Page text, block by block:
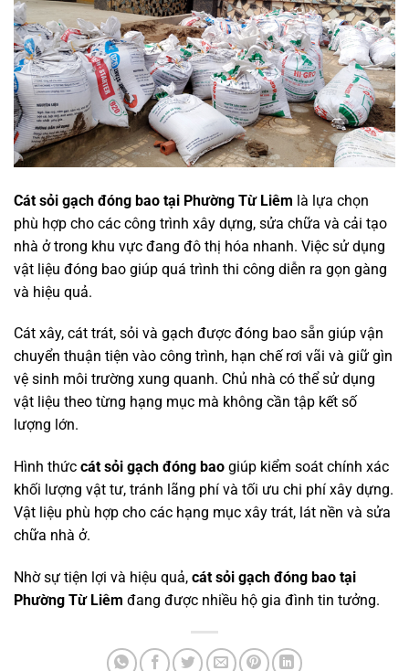
Cát sỏi gạch đóng bao tại Phường Từ Liêm là lựa chọn
phù hợp cho các công trình xây dựng, sửa chữa và cải tạo
nhà ở trong khu vực đang đô thị hóa nhanh. Việc sử dụng
vật liệu đóng bao giúp quá trình thi công diễn ra gọn gàng
và hiệu quả.
Cát xây, cát trát, sỏi và gạch được đóng bao sẵn giúp vận
chuyển thuận tiện vào công trình, hạn chế rơi vãi và giữ gìn
vệ sinh môi trường xung quanh. Chủ nhà có thể sử dụng
vật liệu theo từng hạng mục mà không cần tập kết số
lượng lớn.
Hình thức cát sỏi gạch đóng bao giúp kiểm soát chính xác
khối lượng vật tư, tránh lãng phí và tối ưu chi phí xây dựng.
Vật liệu phù hợp cho các hạng mục xây trát, lát nền và sửa
chữa nhà ở.
Nhờ sự tiện lợi và hiệu quả, cát sỏi gạch đóng bao tại
Phường Từ Liêm đang được nhiều hộ gia đình tin tưởng.